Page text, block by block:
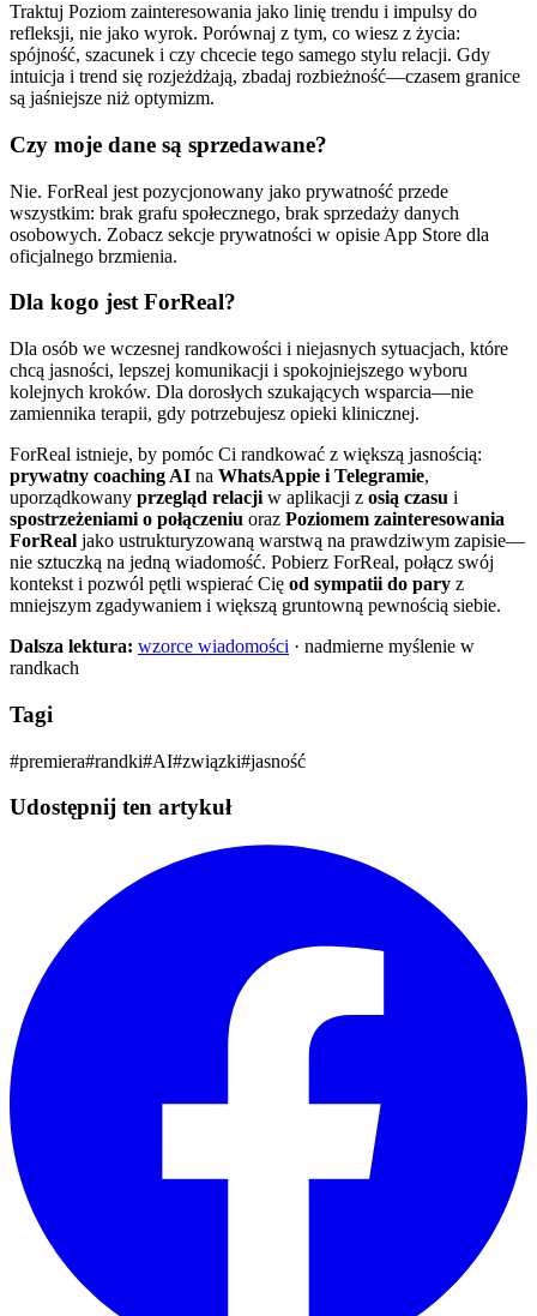
Traktuj Poziom zainteresowania jako linię trendu i impulsy do
refleksji, nie jako wyrok. Porównaj z tym, co wiesz z życia:
spójność, szacunek i czy chcecie tego samego stylu relacji. Gdy
intuicja i trend się rozjeżdżają, zbadaj rozbieżność—czasem granice
są jaśniejsze niż optymizm.
Czy moje dane są sprzedawane?
Nie. ForReal jest pozycjonowany jako prywatność przede
wszystkim: brak grafu społecznego, brak sprzedaży danych
osobowych. Zobacz sekcje prywatności w opisie App Store dla
oficjalnego brzmienia.
Dla kogo jest ForReal?
Dla osób we wczesnej randkowości i niejasnych sytuacjach, które
chcą jasności, lepszej komunikacji i spokojniejszego wyboru
kolejnych kroków. Dla dorosłych szukających wsparcia—nie
zamiennika terapii, gdy potrzebujesz opieki klinicznej.
ForReal istnieje, by pomóc Ci randkować z większą jasnością:
prywatny coaching AI na WhatsAppie i Telegramie,
uporządkowany przegląd relacji w aplikacji z osią czasu i
spostrzeżeniami o połączeniu oraz Poziomem zainteresowania
ForReal jako ustrukturyzowaną warstwą na prawdziwym zapisie—
nie sztuczką na jedną wiadomość. Pobierz ForReal, połącz swój
kontekst i pozwól pętli wspierać Cię od sympatii do pary z
mniejszym zgadywaniem i większą gruntowną pewnością siebie.
Dalsza lektura: wzorce wiadomości · nadmierne myślenie w
randkach
Tagi
#premiera#randki#AI#związki#jasność
Udostępnij ten artykuł